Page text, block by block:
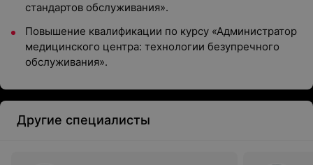
стандартов обслуживания».
Повышение квалификации по курсу «Администратор
медицинского центра: технологии безупречного
обслуживания».
Другие специалисты